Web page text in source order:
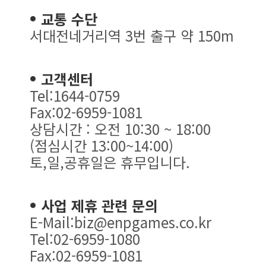
교통 수단
서대전네거리역 3번 출구 약 150m
고객센터
Tel:1644-0759
Fax:02-6959-1081
상담시간 : 오전 10:30 ~ 18:00
(점심시간 13:00~14:00)
토,일,공휴일은 휴무입니다.
사업 제휴 관련 문의
E-Mail:biz@enpgames.co.kr
Tel:02-6959-1080
Fax:02-6959-1081